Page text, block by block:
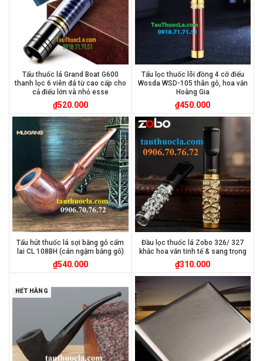
Tẩu thuốc lá Grand Boat G600
thanh lọc 6 viên đá từ cao cấp cho
cả điếu lớn và nhỏ esse
₫520.000
Tẩu lọc thuốc lõi đồng 4 cỡ điếu
Wosda WSD-105 thân gỗ, hoa văn
Hoàng Gia
₫450.000
Tẩu hút thuốc lá sợi bằng gỗ cẩm
lai CL 108BH (cán ngậm bằng gỗ)
₫540.000
Đầu lọc thuốc lá Zobo 326/ 327
khắc hoa văn tinh tế & sang trọng
₫310.000
HẾT HÀNG